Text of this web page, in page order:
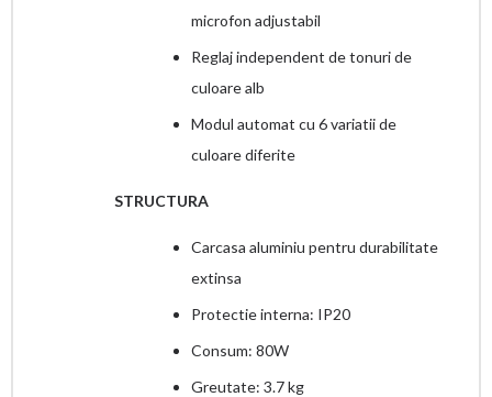
microfon adjustabil
Reglaj independent de tonuri de
culoare alb
Modul automat cu 6 variatii de
culoare diferite
STRUCTURA
Carcasa aluminiu pentru durabilitate
extinsa
Protectie interna: IP20
Consum: 80W
Greutate: 3.7 kg